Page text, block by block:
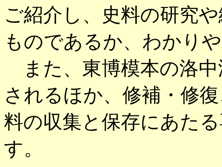
ご紹介し、史料の研究
ものであるか、わかり
また、東博模本の洛中
されるほか、修補・修
料の収集と保存にあた
す。